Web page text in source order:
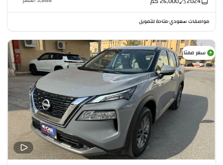
مواصفات سعودي•متاحة للتمويل
سعر ممتاز